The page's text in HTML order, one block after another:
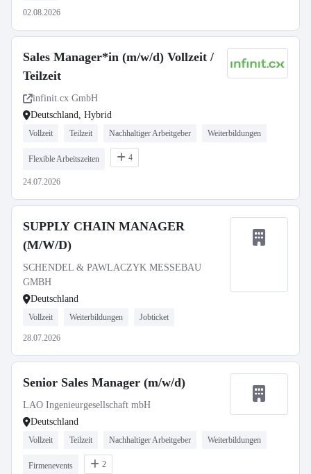
02.08.2026
Sales Manager*in (m/w/d) Vollzeit /
Teilzeit
infinit.cx GmbH
Deutschland, Hybrid
Vollzeit Teilzeit Nachhaltiger Arbeitgeber Weiterbildungen
Flexible Arbeitszeiten 4
24.07.2026
SUPPLY CHAIN MANAGER
(M/W/D)
SCHENDEL & PAWLACZYK MESSEBAU
GMBH
Deutschland
Vollzeit Weiterbildungen Jobticket
28.07.2026
Senior Sales Manager (m/w/d)
LAO Ingenieurgesellschaft mbH
Deutschland
Vollzeit Teilzeit Nachhaltiger Arbeitgeber Weiterbildungen
Firmenevents 2